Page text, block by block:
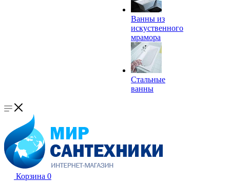
Ванны из
искуственного
мрамора
Стальные
ванны
Корзина 0